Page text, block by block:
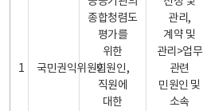
1 국민권익위원회
종합청렴도
평가를
위한
민원인,
직원에
대한
관리,
계약 및
관리>업무
관련
민원인 및
소속